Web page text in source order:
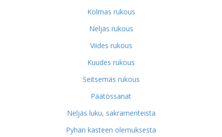
Kolmas rukous
Neljäs rukous
Viides rukous
Kuudes rukous
Seitsemäs rukous
Päätössanat
Neljäs luku, sakramenteista
Pyhän kasteen olemuksesta